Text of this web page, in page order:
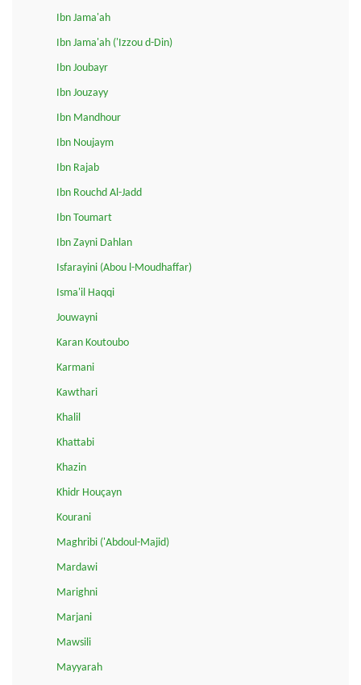
Ibn Jama'ah
Ibn Jama'ah ('Izzou d-Din)
Ibn Joubayr
Ibn Jouzayy
Ibn Mandhour
Ibn Noujaym
Ibn Rajab
Ibn Rouchd Al-Jadd
Ibn Toumart
Ibn Zayni Dahlan
Isfarayini (Abou l-Moudhaffar)
Isma'il Haqqi
Jouwayni
Karan Koutoubo
Karmani
Kawthari
Khalil
Khattabi
Khazin
Khidr Houçayn
Kourani
Maghribi ('Abdoul-Majid)
Mardawi
Marighni
Marjani
Mawsili
Mayyarah